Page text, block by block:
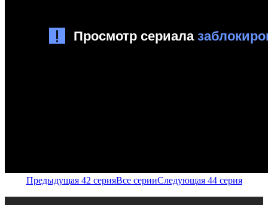
Предыдущая 42 серияВсе серииСледующая 44 серия